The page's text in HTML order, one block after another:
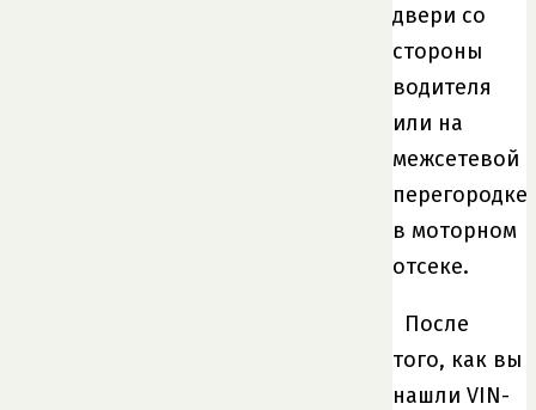
двери со
стороны
водителя
или на
межсетевой
перегородке
в моторном
отсеке.
После
того, как вы
нашли VIN-